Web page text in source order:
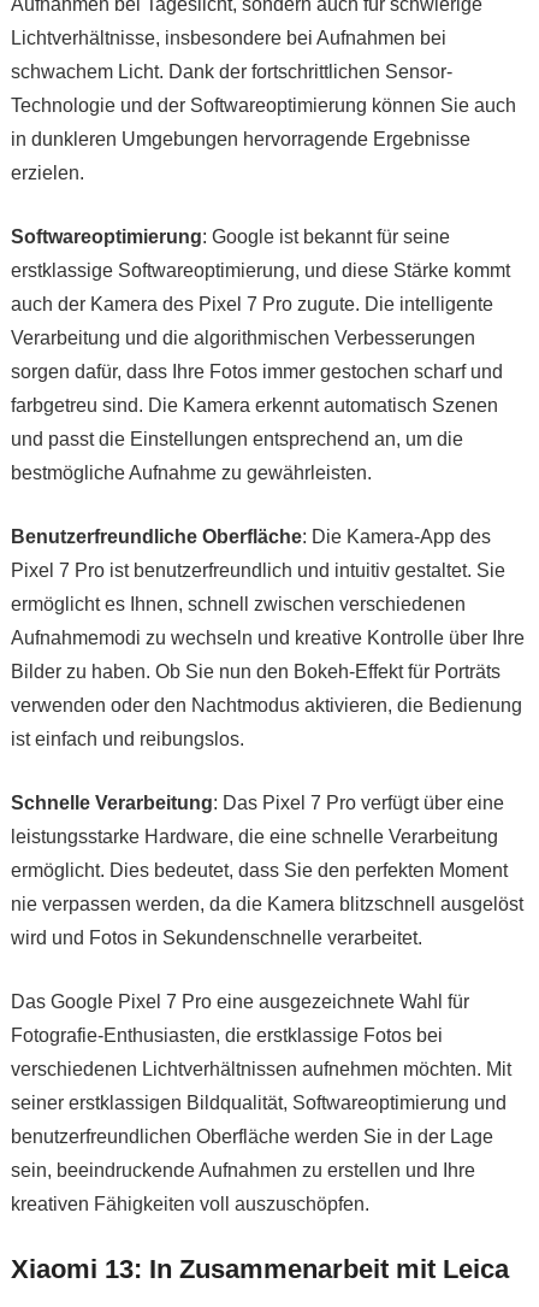
Aufnahmen bei Tageslicht, sondern auch für schwierige
Lichtverhältnisse, insbesondere bei Aufnahmen bei
schwachem Licht. Dank der fortschrittlichen Sensor-
Technologie und der Softwareoptimierung können Sie auch
in dunkleren Umgebungen hervorragende Ergebnisse
erzielen.
Softwareoptimierung: Google ist bekannt für seine
erstklassige Softwareoptimierung, und diese Stärke kommt
auch der Kamera des Pixel 7 Pro zugute. Die intelligente
Verarbeitung und die algorithmischen Verbesserungen
sorgen dafür, dass Ihre Fotos immer gestochen scharf und
farbgetreu sind. Die Kamera erkennt automatisch Szenen
und passt die Einstellungen entsprechend an, um die
bestmögliche Aufnahme zu gewährleisten.
Benutzerfreundliche Oberfläche: Die Kamera-App des
Pixel 7 Pro ist benutzerfreundlich und intuitiv gestaltet. Sie
ermöglicht es Ihnen, schnell zwischen verschiedenen
Aufnahmemodi zu wechseln und kreative Kontrolle über Ihre
Bilder zu haben. Ob Sie nun den Bokeh-Effekt für Porträts
verwenden oder den Nachtmodus aktivieren, die Bedienung
ist einfach und reibungslos.
Schnelle Verarbeitung: Das Pixel 7 Pro verfügt über eine
leistungsstarke Hardware, die eine schnelle Verarbeitung
ermöglicht. Dies bedeutet, dass Sie den perfekten Moment
nie verpassen werden, da die Kamera blitzschnell ausgelöst
wird und Fotos in Sekundenschnelle verarbeitet.
Das Google Pixel 7 Pro eine ausgezeichnete Wahl für
Fotografie-Enthusiasten, die erstklassige Fotos bei
verschiedenen Lichtverhältnissen aufnehmen möchten. Mit
seiner erstklassigen Bildqualität, Softwareoptimierung und
benutzerfreundlichen Oberfläche werden Sie in der Lage
sein, beeindruckende Aufnahmen zu erstellen und Ihre
kreativen Fähigkeiten voll auszuschöpfen.
Xiaomi 13: In Zusammenarbeit mit Leica